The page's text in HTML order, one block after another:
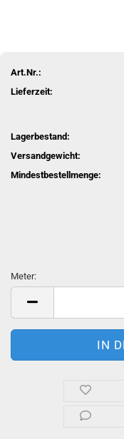
Art.Nr.:
Lieferzeit:
Lagerbestand:
Versandgewicht:
Mindestbestellmenge:
Meter:
Meter